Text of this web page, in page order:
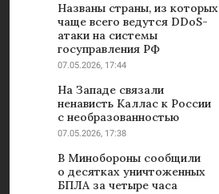
Названы страны, из которых
чаще всего ведутся DDoS-
атаки на системы
госуправления РФ
07.05.2026, 17:44
На Западе связали
ненависть Каллас к России
с необразованностью
07.05.2026, 17:38
В Минобороны сообщили
о десятках уничтоженных
БПЛА за четыре часа